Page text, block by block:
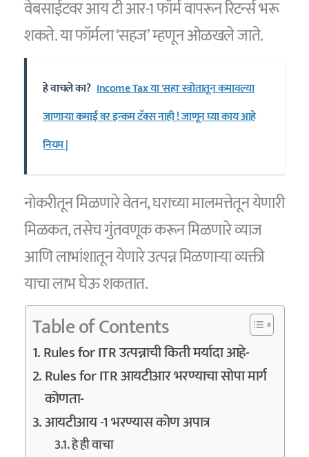
वेबसाईटवर आय टी आर-1 फॉर्म वापरून रिटर्न्स भरू
शकते. या फॉर्मला ‘सहज’ म्हणून ओळखले जाते.
हे वाचले का? Income Tax या 'सहा' स्त्रोतातून कमावल्या
जाणाऱ्या कमाई वर इन्कम टॅक्स नाही ! जाणून घ्या काय आहे
नियम |
नोकरीतून मिळणारे वेतन, घराच्या मालमत्तेतून येणारी
मिळकत, तसेच गुंतवणूक करून मिळणारे व्याज
आणि लाभांशातून येणारे उत्पन्न मिळणाऱ्या व्यक्ती
याचा लाभ घेऊ शकतात.
Table of Contents
Rules for ITR उत्पन्नाची किती मर्यादा आहे-
Rules for ITR आयटीआर भरण्याचा सोपा मार्ग
कोणता-
आयटीआय -1 भरण्यास कोण अपात्र
हे ही वाचा